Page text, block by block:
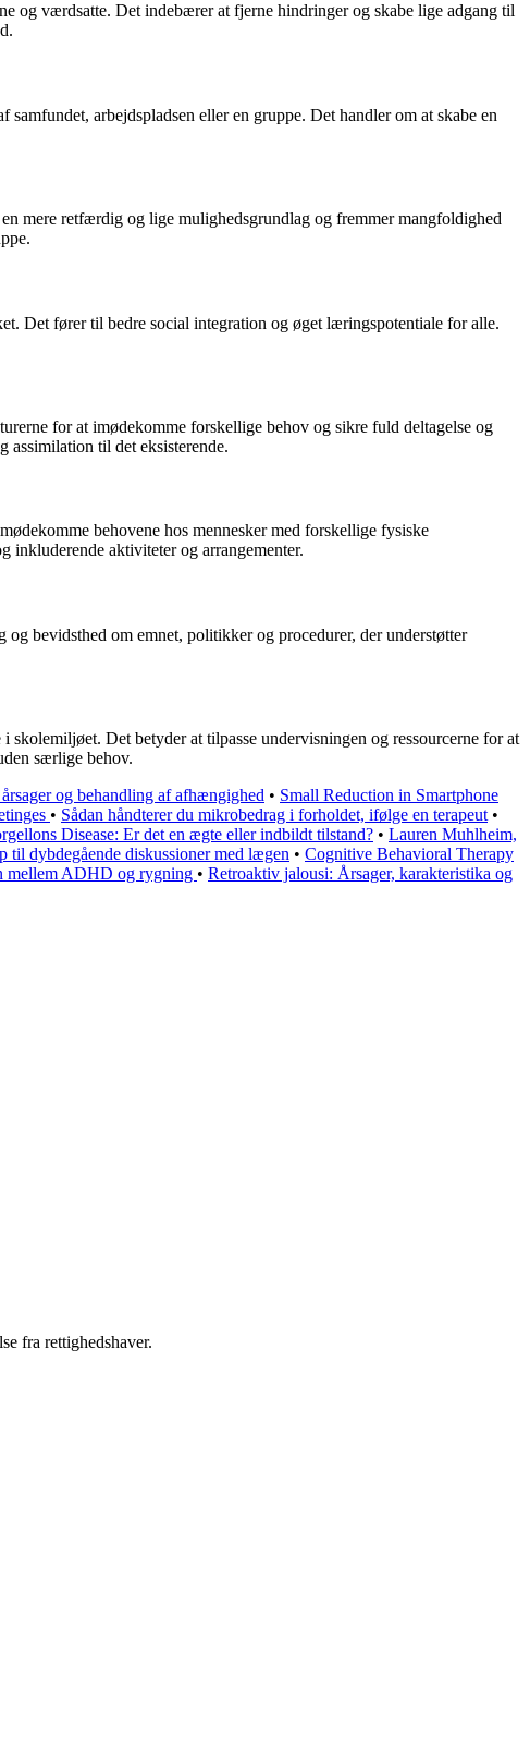
og værdsatte. Det indebærer at fjerne hindringer og skabe lige adgang til
arbejdspladsen eller en gruppe. Det handler om at skabe en
mere retfærdig og lige mulighedsgrundlag og fremmer mangfoldighed
Det fører til bedre social integration og øget læringspotentiale for alle.
for at imødekomme forskellige behov og sikre fuld deltagelse og
til det eksisterende.
behovene hos mennesker med forskellige fysiske
aktiviteter og arrangementer.
bevidsthed om emnet, politikker og procedurer, der understøtter
Det betyder at tilpasse undervisningen og ressourcerne for at
særlige behov.
og behandling af afhængighed • Small Reduction in Smartphone
• Sådan håndterer du mikrobedrag i forholdet, ifølge en terapeut •
Disease: Er det en ægte eller indbildt tilstand? • Lauren Muhlheim,
dybdegående diskussioner med lægen • Cognitive Behavioral Therapy
mellem ADHD og rygning • Retroaktiv jalousi: Årsager, karakteristika og
fra rettighedshaver.